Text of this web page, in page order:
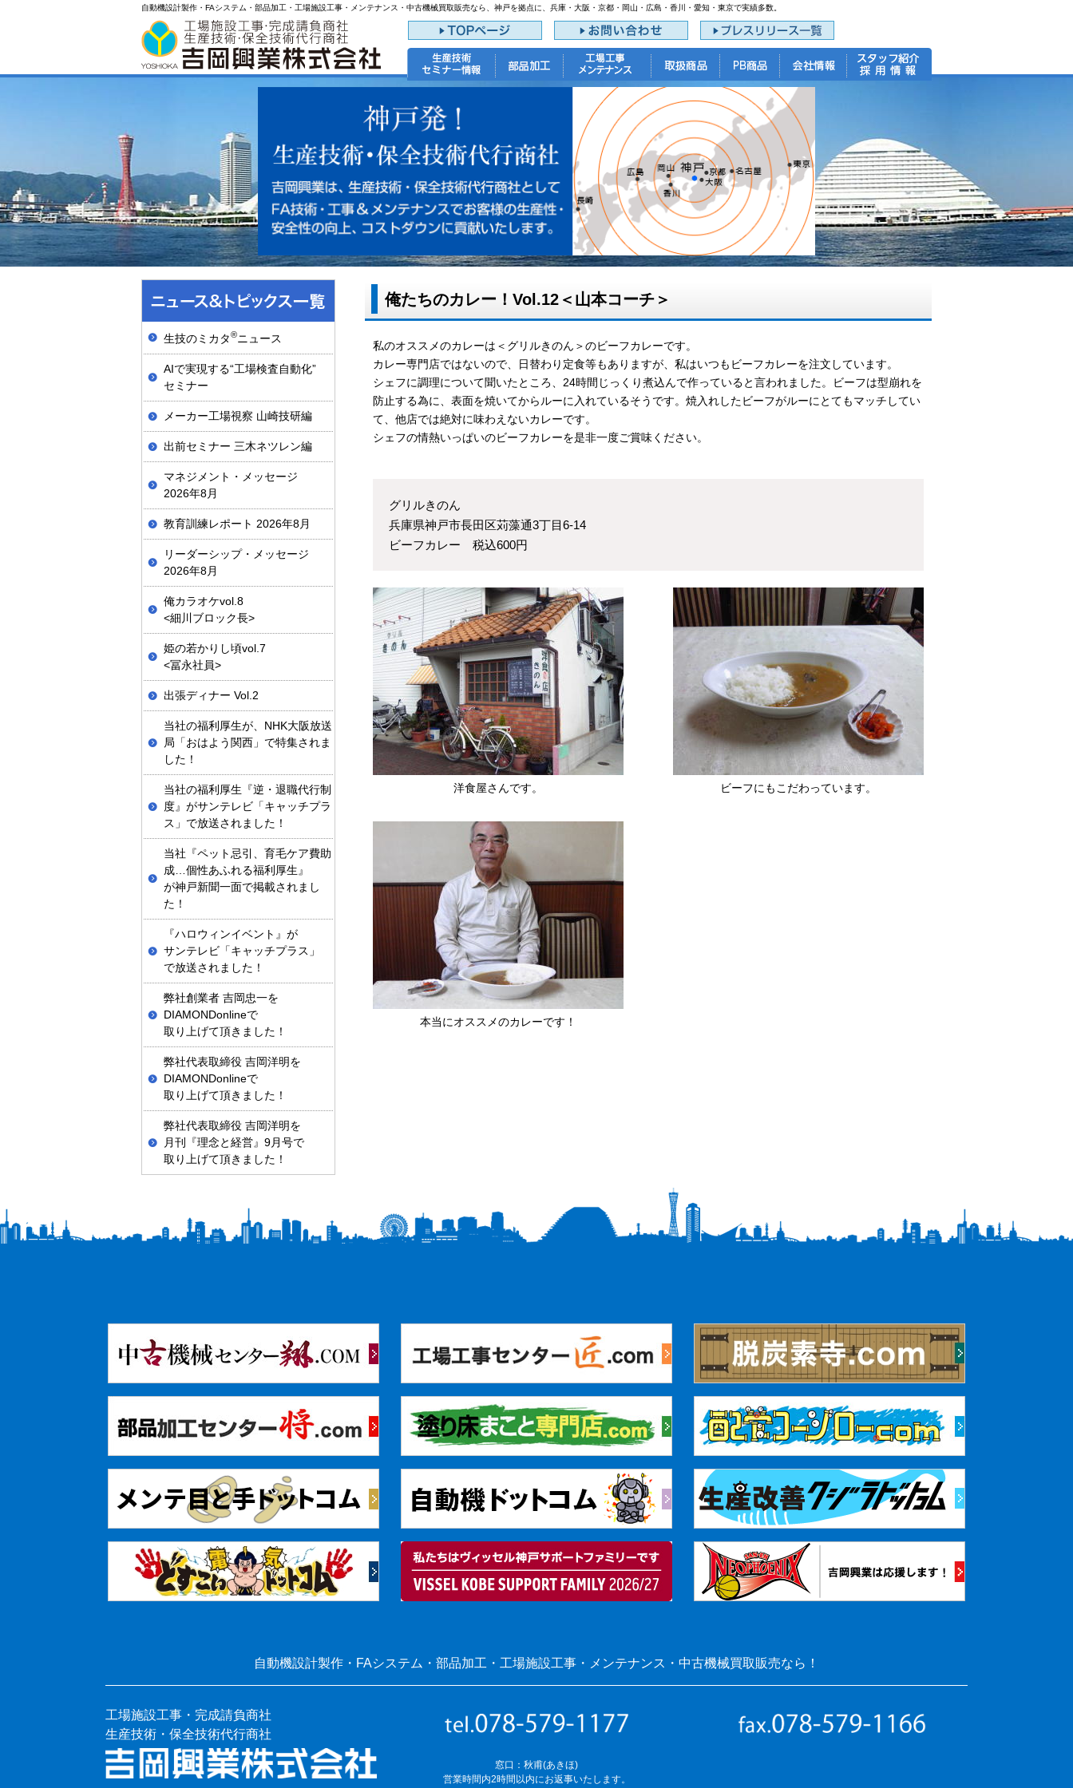
自動機設計製作・FAシステム・部品加工・工場施設工事・メンテナンス・中古機械買取販売なら、神戸を拠点に、兵庫・大阪・京都・岡山・広島・香川・愛知・東京で実績多数。
俺たちのカレー！Vol.12＜山本コーチ＞
私のオススメのカレーは＜グリルきのん＞のビーフカレーです。
カレー専門店ではないので、日替わり定食等もありますが、私はいつもビーフカレーを注文しています。
シェフに調理について聞いたところ、24時間じっくり煮込んで作っていると言われました。ビーフは型崩れを
防止する為に、表面を焼いてからルーに入れているそうです。焼入れしたビーフがルーにとてもマッチしてい
て、他店では絶対に味わえないカレーです。
シェフの情熱いっぱいのビーフカレーを是非一度ご賞味ください。
グリルきのん
兵庫県神戸市長田区苅藻通3丁目6-14
ビーフカレー 税込600円
洋食屋さんです。 ビーフにもこだわっています。
本当にオススメのカレーです！
生技のミカタ®ニュース
AIで実現する“工場検査自動化”
セミナー
メーカー工場視察 山崎技研編
出前セミナー 三木ネツレン編
マネジメント・メッセージ
2026年8月
教育訓練レポート 2026年8月
リーダーシップ・メッセージ
2026年8月
俺カラオケvol.8
<細川ブロック長>
姫の若かりし頃vol.7
<冨永社員>
出張ディナー Vol.2
当社の福利厚生が、NHK大阪放送
局「おはよう関西」で特集されま
した！
当社の福利厚生『逆・退職代行制
度』がサンテレビ「キャッチプラ
ス」で放送されました！
当社『ペット忌引、育毛ケア費助
成…個性あふれる福利厚生』
が神戸新聞一面で掲載されまし
た！
『ハロウィンイベント』が
サンテレビ「キャッチプラス」
で放送されました！
弊社創業者 吉岡忠一を
DIAMONDonlineで
取り上げて頂きました！
弊社代表取締役 吉岡洋明を
DIAMONDonlineで
取り上げて頂きました！
弊社代表取締役 吉岡洋明を
月刊『理念と経営』9月号で
取り上げて頂きました！
自動機設計製作・FAシステム・部品加工・工場施設工事・メンテナンス・中古機械買取販売なら！
工場施設工事・完成請負商社
生産技術・保全技術代行商社
窓口：秋甫(あきほ)
営業時間内2時間以内にお返事いたします。